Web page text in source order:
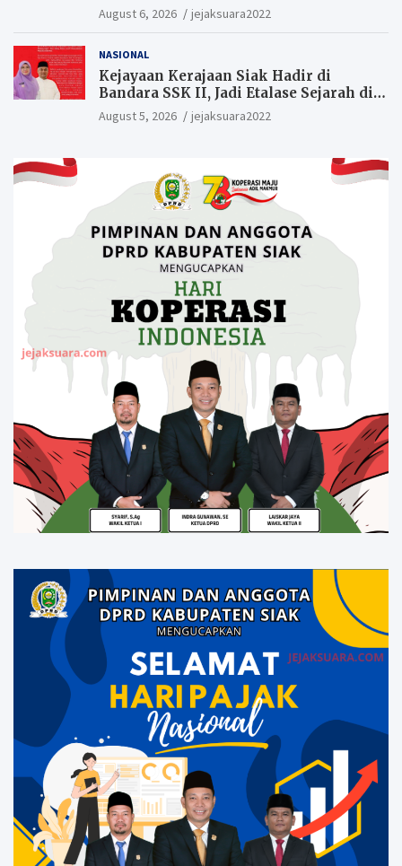
August 6, 2026 jejaksuara2022
NASIONAL
Kejayaan Kerajaan Siak Hadir di
Bandara SSK II, Jadi Etalase Sejarah di
Gerbang Riau
August 5, 2026 jejaksuara2022